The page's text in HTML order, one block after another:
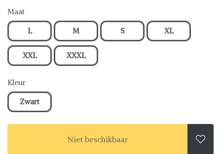
Maat
L M S XL
XXL XXXL
Kleur
Zwart
Niet beschikbaar 